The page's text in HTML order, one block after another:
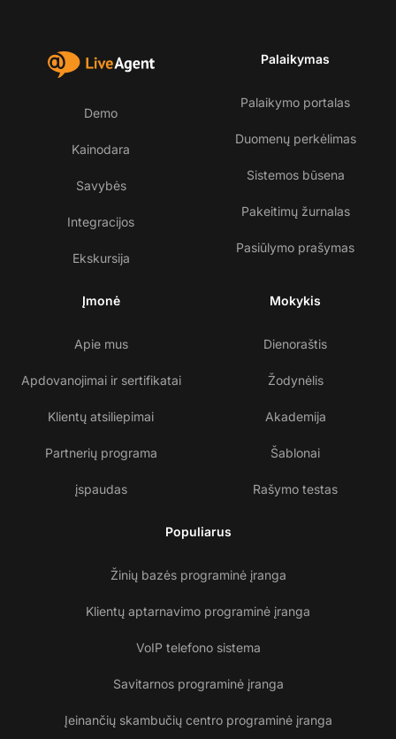
Demo
Kainodara
Savybės
Integracijos
Ekskursija
Palaikymas
Palaikymo portalas
Duomenų perkėlimas
Sistemos būsena
Pakeitimų žurnalas
Pasiūlymo prašymas
Įmonė
Apie mus
Apdovanojimai ir sertifikatai
Klientų atsiliepimai
Partnerių programa
įspaudas
Mokykis
Dienoraštis
Žodynėlis
Akademija
Šablonai
Rašymo testas
Populiarus
Žinių bazės programinė įranga
Klientų aptarnavimo programinė įranga
VoIP telefono sistema
Savitarnos programinė įranga
Įeinančių skambučių centro programinė įranga